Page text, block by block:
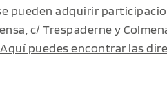
pueden adquirir
c/ Trespaderne y
Aquí puedes encontrar las